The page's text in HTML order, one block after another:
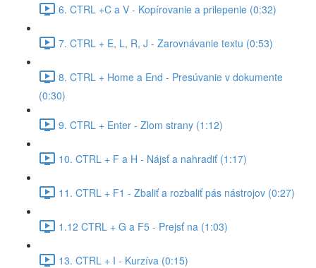
6. CTRL +C a V - Kopírovanie a prilepenie (0:32)
7. CTRL + E, L, R, J - Zarovnávanie textu (0:53)
8. CTRL + Home a End - Presúvanie v dokumente
(0:30)
9. CTRL + Enter - Zlom strany (1:12)
10. CTRL + F a H - Nájsť a nahradiť (1:17)
11. CTRL + F1 - Zbaliť a rozbaliť pás nástrojov (0:27)
1.12 CTRL + G a F5 - Prejsť na (1:03)
13. CTRL + I - Kurzíva (0:15)